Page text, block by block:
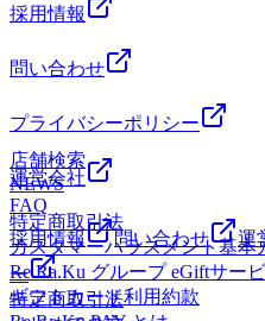
採用情報
問い合わせ
プライバシーポリシー
運営会社
特定商取引法
カスタマーハラスメント基本
Re.Ra.Ku グループ eGiftサー
ギフトカード利用約款
店舗検索
NEWS
FAQ
採用情報
問い合わせ 運
ー
特定商取引法